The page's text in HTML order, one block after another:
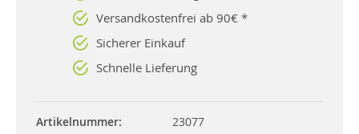
Versandkostenfrei ab 90€ *
Sicherer Einkauf
Schnelle Lieferung
Artikelnummer
23077